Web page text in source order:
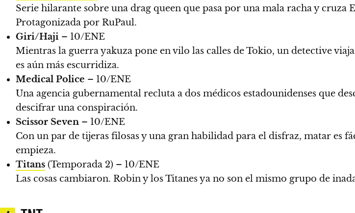
Serie hilarante sobre una drag queen que pasa por una mala racha y cruza
Protagonizada por RuPaul.
Giri/Haji – 10/ENE
Mientras la guerra yakuza pone en vilo las calles de Tokio, un detective
es aún más escurridiza.
Medical Police – 10/ENE
Una agencia gubernamental recluta a dos médicos estadounidenses que
descifrar una conspiración.
Scissor Seven – 10/ENE
Con un par de tijeras filosas y una gran habilidad para el disfraz, matar es
empieza.
Titans (Temporada 2) – 10/ENE
Las cosas cambiaron. Robin y los Titanes ya no son el mismo grupo de